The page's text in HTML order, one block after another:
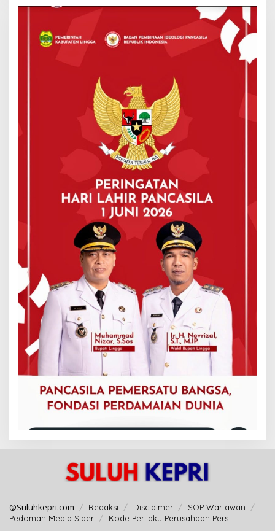
@Suluhkepri.com Redaksi Disclaimer
SOP Wartawan
Pedoman Media Siber
Kode Perilaku Perusahaan Pers